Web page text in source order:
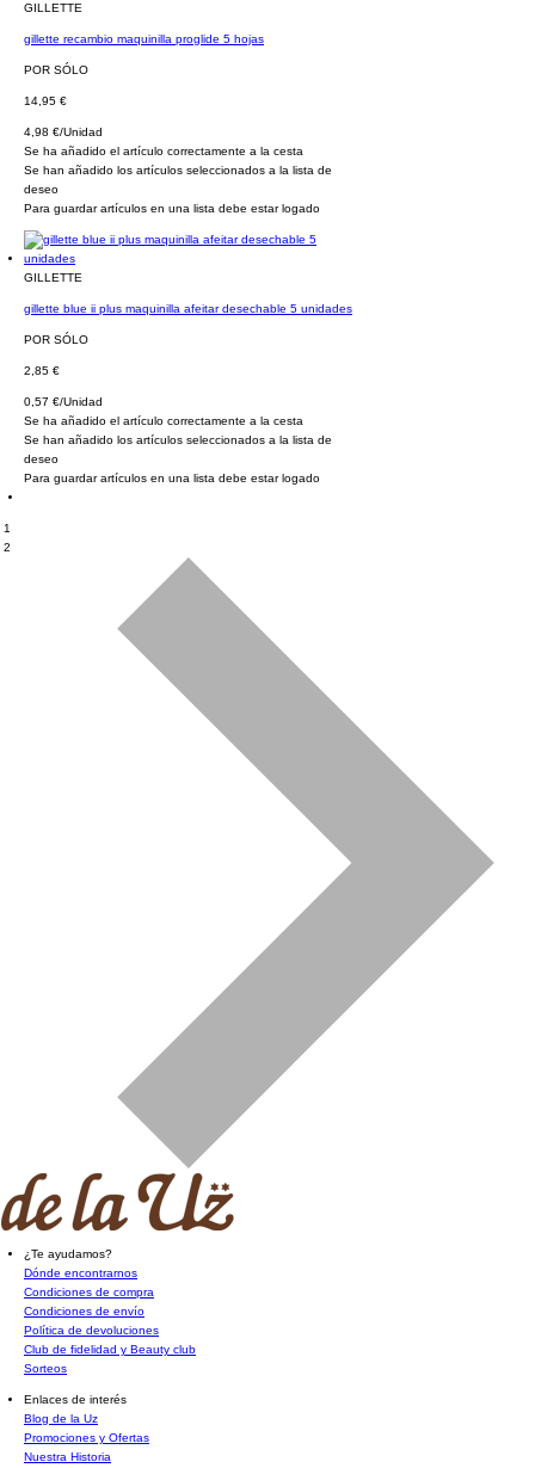
GILLETTE
gillette recambio maquinilla proglide 5 hojas
POR SÓLO
14,95 €
4,98 €/Unidad
Se ha añadido el artículo correctamente a la cesta
Se han añadido los artículos seleccionados a la lista de
deseo
Para guardar artículos en una lista debe estar logado
GILLETTE
gillette blue ii plus maquinilla afeitar desechable 5 unidades
POR SÓLO
2,85 €
0,57 €/Unidad
Se ha añadido el artículo correctamente a la cesta
Se han añadido los artículos seleccionados a la lista de
deseo
Para guardar artículos en una lista debe estar logado
1
2
¿Te ayudamos?
Dónde encontrarnos
Condiciones de compra
Condiciones de envío
Política de devoluciones
Club de fidelidad y Beauty club
Sorteos
Enlaces de interés
Blog de la Uz
Promociones y Ofertas
Nuestra Historia